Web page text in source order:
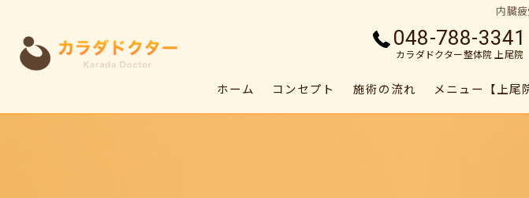
内臓
048-788-3341
カラダドクター整体院 上尾院
ホーム コンセプト 施術の流れ メニュー【上尾